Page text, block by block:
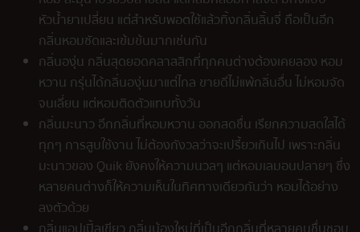
หัวน้ำยาเปลี่ยน แต่สำหรับพอตใช้แล้วทิ้งกลิ่นลิ้นจี่ ถือเป็นอีก
กลิ่นหอมชัดและเข้มข้นมากเช่นกัน
กลิ่นองุ่น กลิ่นสุดยอดคลาสสิกที่ทุกคนต่างต้องเคยลอง หอม
หวาน กรุ่นได้กลิ่นองุ่นมาแต่ไกล ขายดีไม่แพ้กลิ่นอื่น ไม่หอมจัด
จนเลี่ยน แต่หอมติดตัวแทบทั้งวัน
กลิ่นมะนาว อีกกลิ่นที่หอมหวาน ออกสดชื่น เรียกความสดใสได้
ทุกๆ การสูบใช้งาน ไม่ต้องกังวลว่าจะเปรี้ยวเกินไป เพราะกลิ่น
มะนาวของ Quik ยังคงให้ความนวลๆ แต่หอมเลมอนปลายๆ ซึ่ง
หลายคนต่างก็ให้ความเห็นในทิศทางเดียวกันว่า หอมได้อย่าง
ลงตัวด้วย